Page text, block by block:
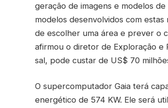
geração de imagens e modelos
modelos desenvolvidos com
de escolher uma área e prever o
afirmou o diretor de Exploração e
sal, pode custar de US$ 70
O supercomputador Gaia terá
energético de 574 KW. Ele será